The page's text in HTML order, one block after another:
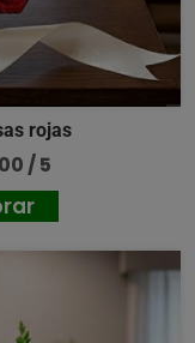
rojas
/ 5